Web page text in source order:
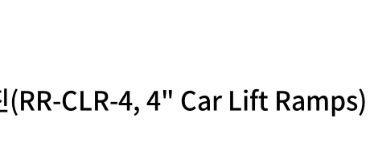
(RR-CLR-4, 4" Car Lift Ramps)